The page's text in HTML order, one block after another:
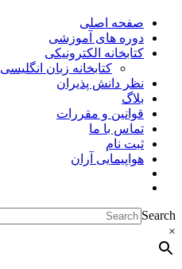
صفحه اصلی
دوره های آموزشی
کتابخانه الکترونیکی
کتابخانه زبان انگلیسی
نظر دانش پذیران
بلاگ
قوانین و مقررات
تماس با ما
ثبت نام
هواپیمایی آران
Search
×